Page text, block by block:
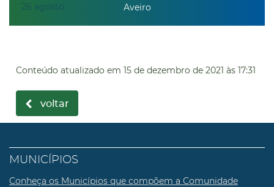
26 agosto Aveiro
Conteúdo atualizado em 15 de dezembro de 2021 às 17:31
voltar
MUNICÍPIOS
Conheça os Municípios que compõem a Comunidade